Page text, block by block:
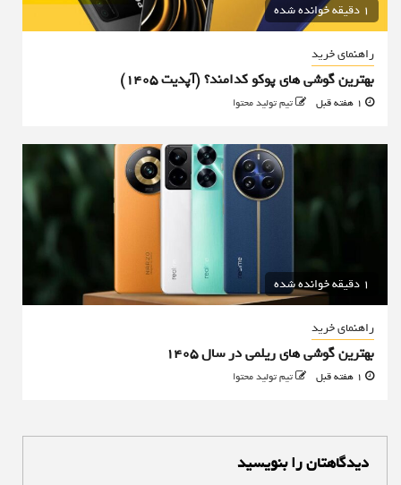
1 دقیقه خوانده شده
راهنمای خرید
بهترین گوشی های پوکو کدامند؟ (آپدیت ۱۴۰۵)
تیم تولید محتوا
1 دقیقه خوانده شده
راهنمای خرید
بهترین گوشی های ریلمی در سال 1405
تیم تولید محتوا
دیدگاهتان را بنویسید